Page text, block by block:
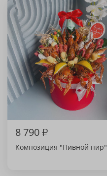
8 790₽
Композиция "Пивной пир"